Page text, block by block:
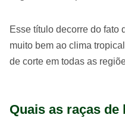
Esse título decorre do fato
muito bem ao clima
de corte em todas as
Quais as raças